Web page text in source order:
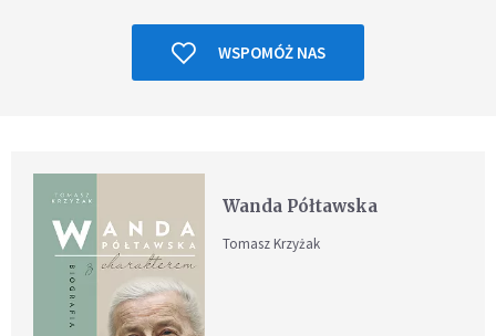
WSPOMÓŻ NAS
Wanda Półtawska
Tomasz Krzyżak